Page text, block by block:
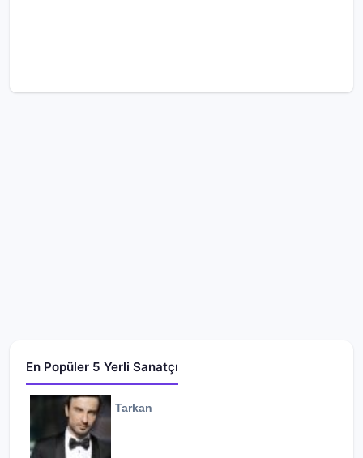
En Popüler 5 Yerli Sanatçı
Tarkan